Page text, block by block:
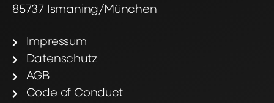
85737 Ismaning/München
Impressum
Datenschutz
AGB
Code of Conduct